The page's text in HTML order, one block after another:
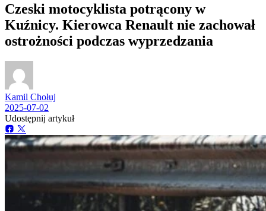
Czeski motocyklista potrącony w
Kuźnicy. Kierowca Renault nie zachował
ostrożności podczas wyprzedzania
Kamil Chołuj
2025-07-02
Udostępnij artykuł